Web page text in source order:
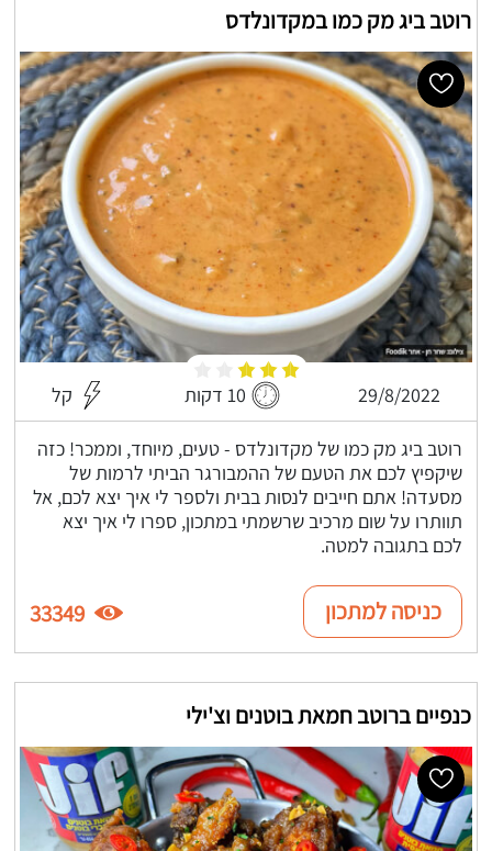
רוטב ביג מק כמו במקדונלדס
29/8/2022 10 דקות קל
רוטב ביג מק כמו של מקדונלדס - טעים, מיוחד, וממכר! כזה
שיקפיץ לכם את הטעם של ההמבורגר הביתי לרמות של
מסעדה! אתם חייבים לנסות בבית ולספר לי איך יצא לכם, אל
תוותרו על שום מרכיב שרשמתי במתכון, ספרו לי איך יצא
לכם בתגובה למטה.
כניסה למתכון 33349
כנפיים ברוטב חמאת בוטנים וצ'ילי